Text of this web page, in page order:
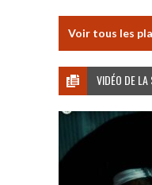
Voir tous les
VIDÉO DE LA